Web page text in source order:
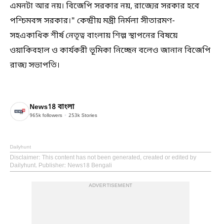
এমনটা আর নয়। বিজেপি সরকার নয়, রাজ্যের সরকার হবে
পশ্চিমবঙ্গ সরকার।" কেন্দ্রীয় মন্ত্রী নির্মলা সীতারমণ-
সহএকাধিক শীর্ষ নেতৃত্ব বাংলায় শিল্প স্থাপনের বিষয়ে
ওয়াকিবহাল ও কার্যকরী ভূমিকা নিচ্ছেন বলেও জানান বিজেপি
রাজ্য সভাপতি।
News18 বাংলা
965k followers 253k Stories
Dailyhunt
Disclaimer: This content has not been generated, created or edited by
Dailyhunt. Publisher: News18 Bengali
ADVERTISEMENT